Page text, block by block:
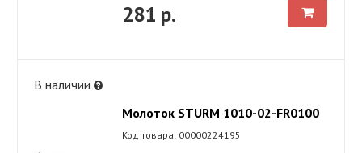
281 р.
В наличии
Молоток STURM 1010-02-FR0100
Код товара: 00000224195